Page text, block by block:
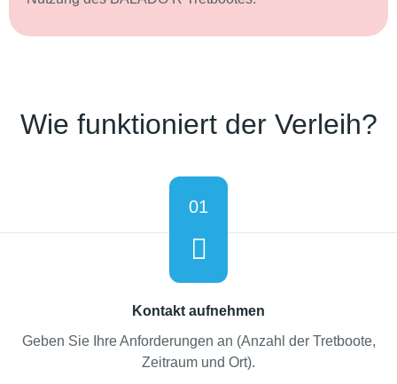
Wie funktioniert der Verleih?
01
Kontakt aufnehmen
Geben Sie Ihre Anforderungen an (Anzahl der Tretboote,
Zeitraum und Ort).